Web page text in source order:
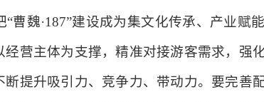
曹魏·187”建设成为集文化传承、产业赋
营主体为支撑，精准对接游客需求，强
提升吸引力、竞争力、带动力。要完善